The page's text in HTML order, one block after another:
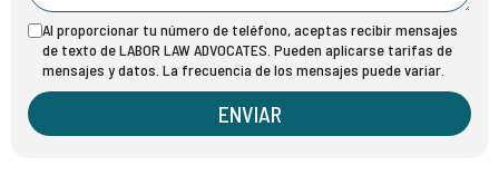
Al proporcionar tu número de teléfono, aceptas recibir mensajes
de texto de LABOR LAW ADVOCATES. Pueden aplicarse tarifas de
mensajes y datos. La frecuencia de los mensajes puede variar.
ENVIAR